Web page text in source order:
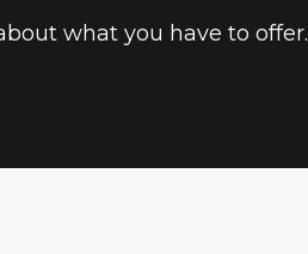
what you have to offer.